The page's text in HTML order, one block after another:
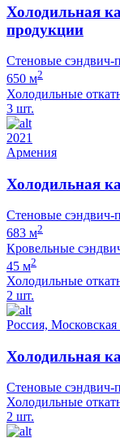
Холодильная
продукции
Стеновые сэндвич-
650 м2
Холодильные
3 шт.
2021
Армения
Холодильная
Стеновые сэндвич-
683 м2
Кровельные
45 м2
Холодильные
2 шт.
Россия, Московская
Холодильная
Стеновые сэндвич-
Холодильные
2 шт.